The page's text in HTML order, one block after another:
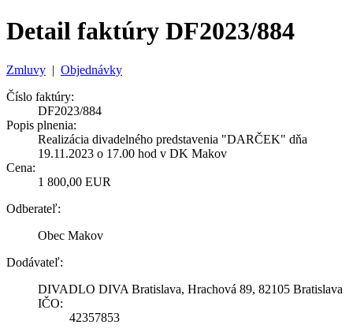
Detail faktúry DF2023/884
Zmluvy | Objednávky
Číslo faktúry:
DF2023/884
Popis plnenia:
Realizácia divadelného predstavenia "DARČEK" dňa
19.11.2023 o 17.00 hod v DK Makov
Cena:
1 800,00 EUR
Odberateľ:
Obec Makov
Dodávateľ:
DIVADLO DIVA Bratislava, Hrachová 89, 82105 Bratislava
IČO:
42357853